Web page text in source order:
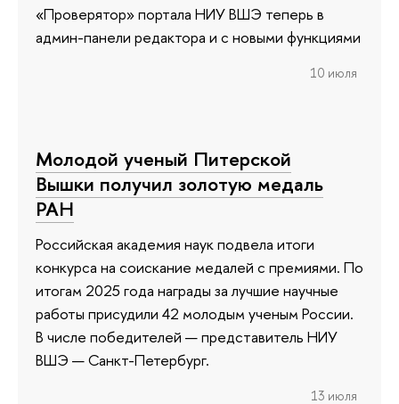
«Проверятор» портала НИУ ВШЭ теперь в
админ-панели редактора и с новыми функциями
10 июля
Молодой ученый Питерской
Вышки получил золотую медаль
РАН
Российская академия наук подвела итоги
конкурса на соискание медалей с премиями. По
итогам 2025 года награды за лучшие научные
работы присудили 42 молодым ученым России.
В числе победителей — представитель НИУ
ВШЭ — Санкт-Петербург.
13 июля